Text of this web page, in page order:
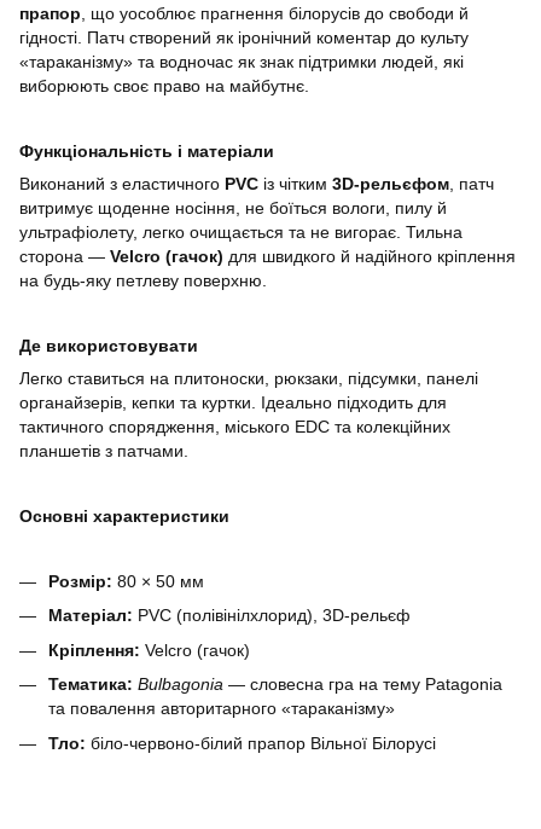
прапор , що уособлює прагнення білорусів до свободи й
гідності. Патч створений як іронічний коментар до культу
«тараканізму» та водночас як знак підтримки людей, які
виборюють своє право на майбутнє.
Функціональність і матеріали
Виконаний з еластичного PVC із чітким 3D-рельєфом , патч
витримує щоденне носіння, не боїться вологи, пилу й
ультрафіолету, легко очищається та не вигорає. Тильна
сторона — Velcro (гачок) для швидкого й надійного кріплення
на будь-яку петлеву поверхню.
Де використовувати
Легко ставиться на плитоноски, рюкзаки, підсумки, панелі
органайзерів, кепки та куртки. Ідеально підходить для
тактичного спорядження, міського EDC та колекційних
планшетів з патчами.
Основні характеристики
Розмір: 80 × 50 мм
Матеріал: PVC (полівінілхлорид), 3D-рельєф
Кріплення: Velcro (гачок)
Тематика: Bulbagonia — словесна гра на тему Patagonia
та повалення авторитарного «тараканізму»
Тло: біло-червоно-білий прапор Вільної Білорусі